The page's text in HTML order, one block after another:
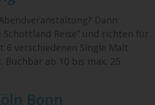
Dann
Reise“ und richten für
6 verschiedenen Single Malt
Buchbar ab 10 bis max. 25
Bonn